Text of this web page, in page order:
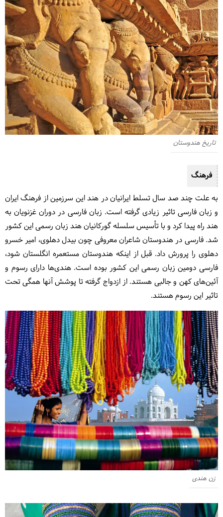
تاریخ هندوستان
فرهنگ
به علت چند صد سال تسلط ایرانیان در هند این سرزمین از فرهنگ ایران
و زبان فارسی تاثیر زیادی گرفته است. زبان فارسی در دوران غزنویان به
هند راه پیدا کرد و با تأسیس سلسله گورکانیان هند زبان رسمی این کشور
شد. فارسی در هندوستان شاعران معروفی چون بیدل دهلوی، امیر خسرو
دهلوی را پرورش داد. قبل از اینکه هندوستان مستعمره انگلستان شود،
فارسی دومین زبان رسمی این کشور بوده است. هندی‌ها دارای رسوم و
آئین‌های کهن و جالبی هستند. از ازدواج گرفته تا پوشش آنها همگی تحت
تاثیر این رسوم هستند.
زن هندی